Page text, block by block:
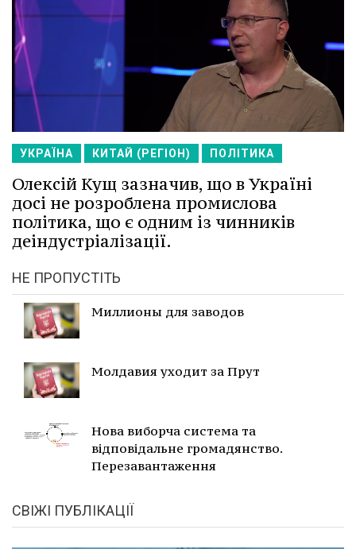
УКРАЇНА КИТАЙ (РЕГІОН) ПОЛІТИКА
Олексій Кущ зазначив, що в Україні
досі не розроблена промислова
політика, що є одним із чинників
деіндустріалізації.
НЕ ПРОПУСТІТЬ
Миллионы для заводов
Молдавия уходит за Прут
Нова виборча система та
відповідальне громадянство.
Перезавантаження
СВІЖІ ПУБЛІКАЦІЇ